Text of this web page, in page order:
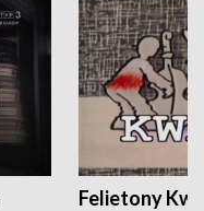
Felietony